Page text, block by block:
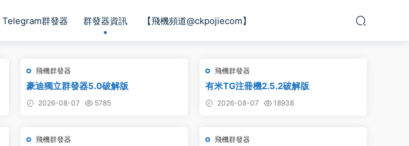
Telegram群發器 群發器資訊 【飛機頻道@ckpojiecom】
飛機群發器
豪迪獨立群發器5.0破解版
2026-08-07 5785
飛機群發器
有米TG注冊機2.5.2破解版
2026-08-07 18938
飛機群發器 飛機群發器